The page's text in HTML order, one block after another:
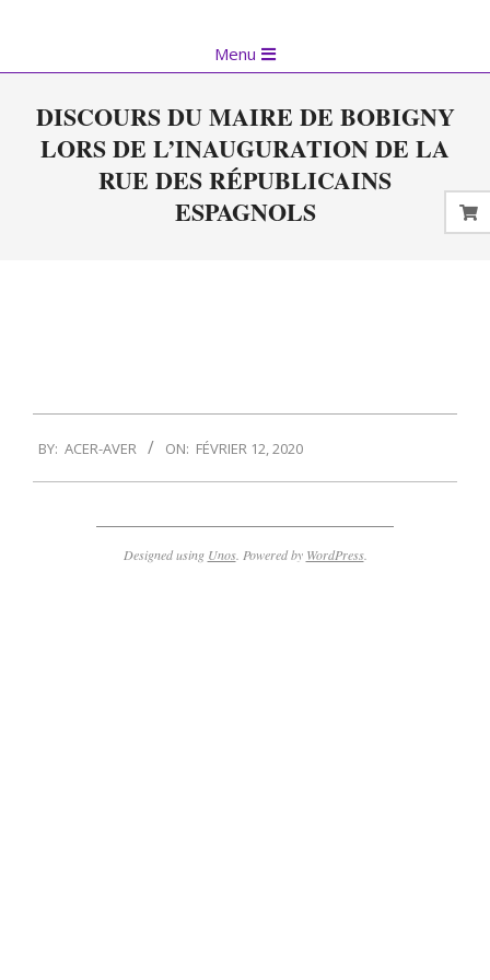
content
Navigation
Menu
DISCOURS DU MAIRE DE BOBIGNY
LORS DE L’INAUGURATION DE LA
RUE DES RÉPUBLICAINS
ESPAGNOLS
02-
12
BY: ACER-AVER ON: FÉVRIER 12, 2020
Designed using Unos. Powered by WordPress.